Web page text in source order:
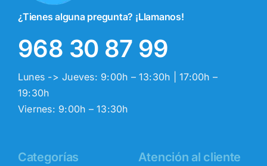
¿Tienes alguna pregunta? ¡Llamanos!
968 30 87 99
Lunes -> Jueves: 9:00h – 13:30h | 17:00h –
19:30h
Viernes: 9:00h – 13:30h
Categorías Atención al cliente